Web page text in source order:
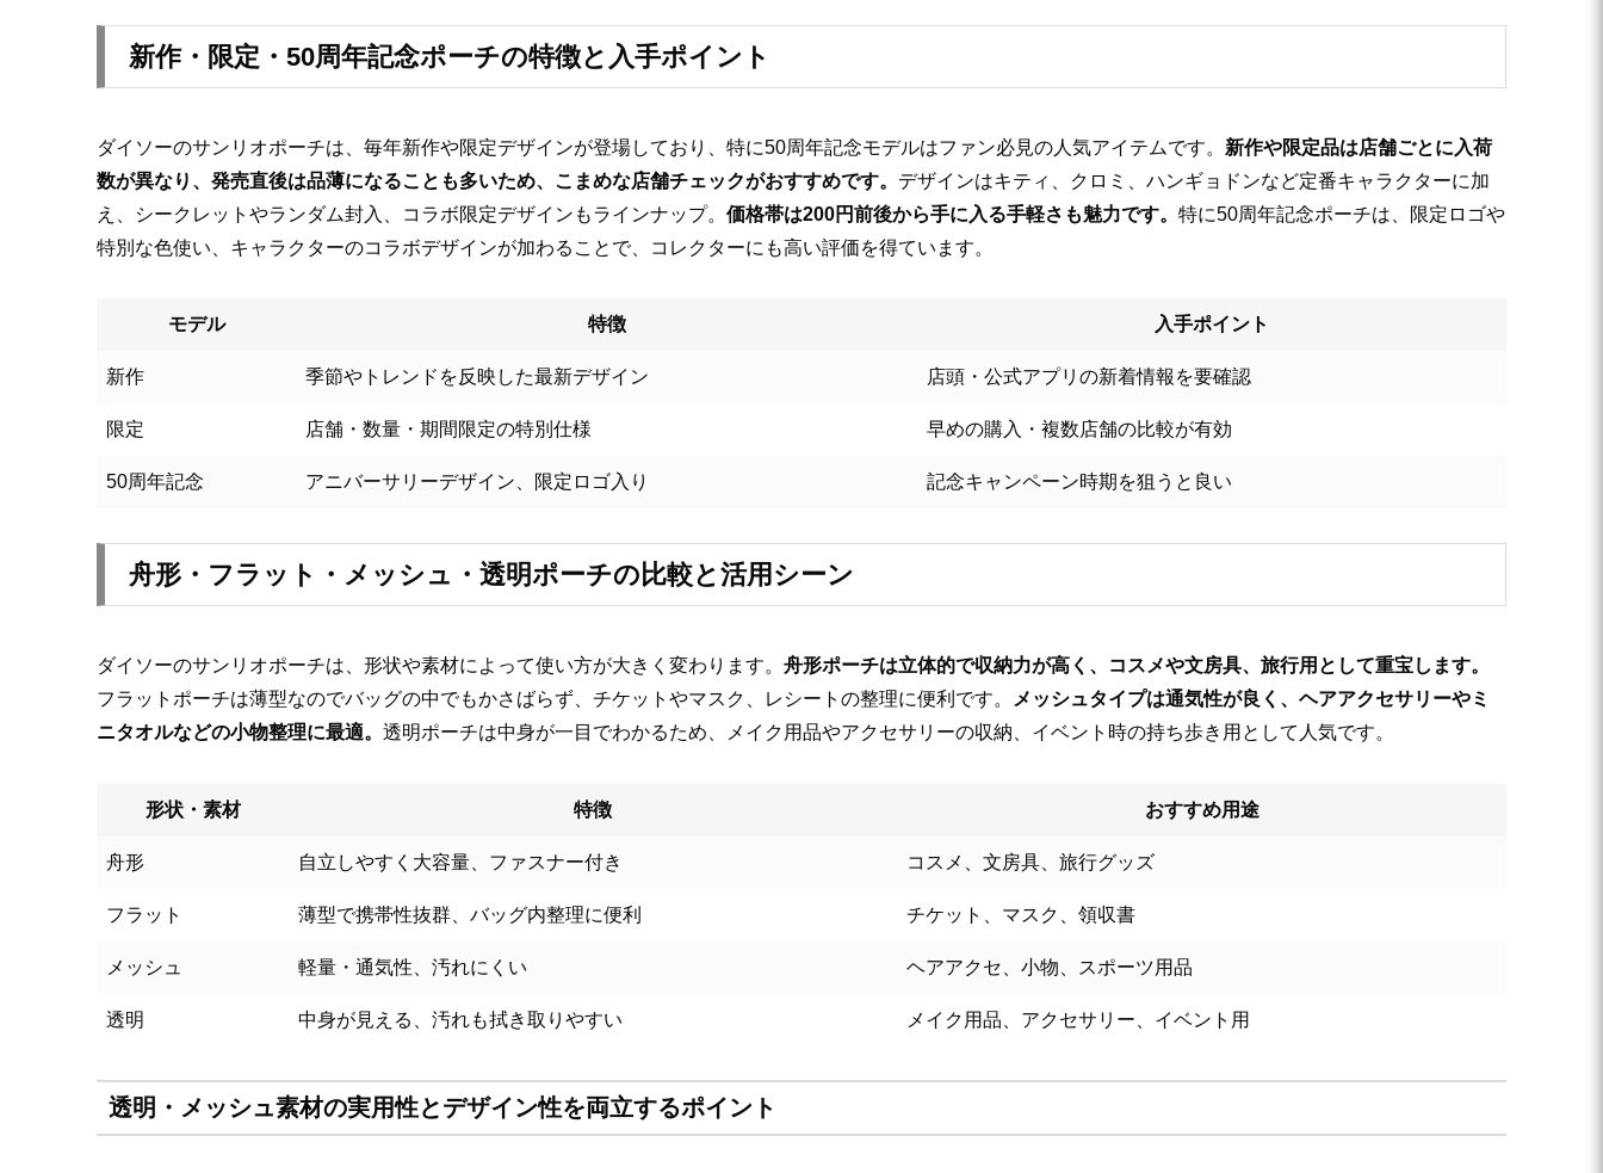
新作・限定・50周年記念ポーチの特徴と入手ポイント
ダイソーのサンリオポーチは、毎年新作や限定デザインが登場しており、特に50周年記念モデルはファン必見の人気アイテムです。 新作や限定品は店舗ごとに入荷
数が異なり、発売直後は品薄になることも多いため、こまめな店舗チェックがおすすめです。 デザインはキティ、クロミ、ハンギョドンなど定番キャラクターに加
え、シークレットやランダム封入、コラボ限定デザインもラインナップ。 価格帯は200円前後から手に入る手軽さも魅力です。 特に50周年記念ポーチは、限定ロゴや
特別な色使い、キャラクターのコラボデザインが加わることで、コレクターにも高い評価を得ています。
モデル 特徴 入手ポイント
新作 季節やトレンドを反映した最新デザイン 店頭・公式アプリの新着情報を要確認
限定 店舗・数量・期間限定の特別仕様 早めの購入・複数店舗の比較が有効
50周年記念 アニバーサリーデザイン、限定ロゴ入り 記念キャンペーン時期を狙うと良い
舟形・フラット・メッシュ・透明ポーチの比較と活用シーン
ダイソーのサンリオポーチは、形状や素材によって使い方が大きく変わります。 舟形ポーチは立体的で収納力が高く、コスメや文房具、旅行用として重宝します。
フラットポーチは薄型なのでバッグの中でもかさばらず、チケットやマスク、レシートの整理に便利です。
メッシュタイプは通気性が良く、ヘアアクセサリーやミ
ニタオルなどの小物整理に最適。 透明ポーチは中身が一目でわかるため、メイク用品やアクセサリーの収納、イベント時の持ち歩き用として人気です。
形状・素材 特徴 おすすめ用途
舟形 自立しやすく大容量、ファスナー付き コスメ、文房具、旅行グッズ
フラット 薄型で携帯性抜群、バッグ内整理に便利 チケット、マスク、領収書
メッシュ 軽量・通気性、汚れにくい ヘアアクセ、小物、スポーツ用品
透明 中身が見える、汚れも拭き取りやすい メイク用品、アクセサリー、イベント用
透明・メッシュ素材の実用性とデザイン性を両立するポイント